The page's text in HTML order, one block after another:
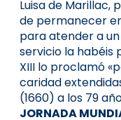
Luisa de Marillac,
de permanecer
para atender a
servicio la habéis
XIII lo proclamó
caridad
(1660) a los 79
JORNADA